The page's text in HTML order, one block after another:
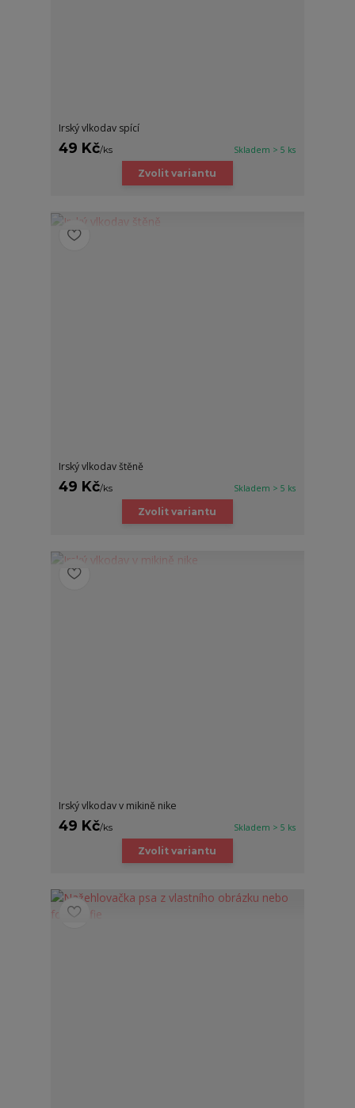
Irský vlkodav spící
49 Kč/ks Skladem > 5 ks
Zvolit variantu
Irský vlkodav štěně
49 Kč/ks Skladem > 5 ks
Zvolit variantu
Irský vlkodav v mikině nike
49 Kč/ks Skladem > 5 ks
Zvolit variantu